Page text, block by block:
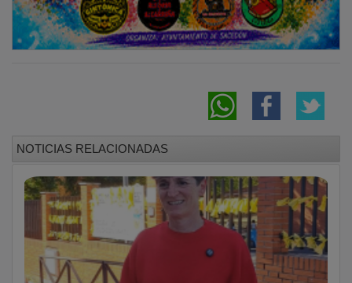
AIKE denuncia la precariedad y la falta de
contrato en las escuelas infantiles
municipales de Guadalajara
Los médicos de Guadalajara exigen un